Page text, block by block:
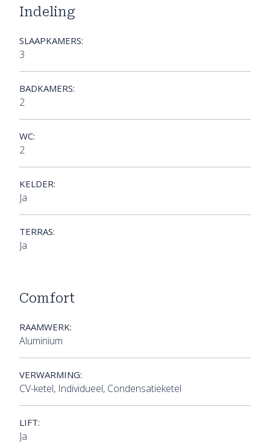
Indeling
SLAAPKAMERS:
3
BADKAMERS:
2
WC:
2
KELDER:
Ja
TERRAS:
Ja
Comfort
RAAMWERK:
Aluminium
VERWARMING:
CV-ketel, Individueel, Condensatieketel
LIFT:
Ja